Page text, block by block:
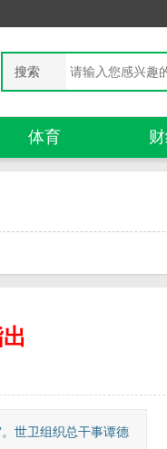
搜索
体育
世卫组织总干事谭德